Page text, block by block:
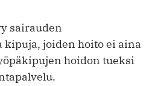
sairauden
kipuja, joiden hoito ei aina
hoidon tueksi